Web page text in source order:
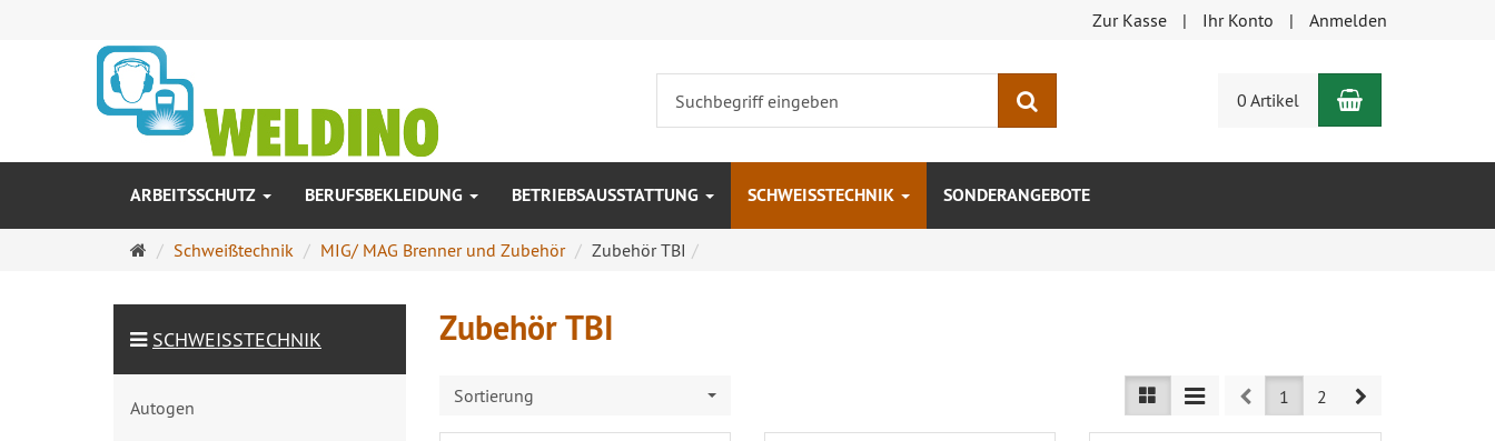
Zur Kasse Ihr Konto Anmelden
0 Artikel Warenkorb
ARBEITSSCHUTZ BERUFSBEKLEIDUNG BETRIEBSAUSSTATTUNG SCHWEISSTECHNIK SONDERANGEBOTE
Startseite
Schweißtechnik MIG/ MAG Brenner und Zubehör Zubehör TBI
Zubehör TBI
Sortierung Prev1 2 Next
SCHWEISSTECHNIK
Autogen